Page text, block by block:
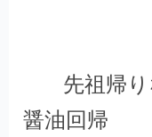
先祖帰
醤油回帰